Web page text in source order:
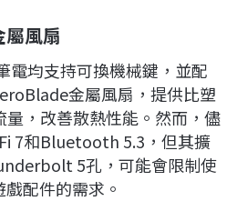
風扇
均支持可換機械鍵，並配
金屬風扇，提供比塑
，改善散熱性能。然而，儘
7和Bluetooth 5.3，但其擴
5孔，可能會限制使
配件的需求。